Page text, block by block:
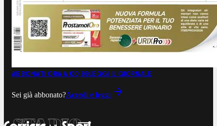
ABBONATI ORA A €0,99LEGGI IL GIORNALE
Sei già abbonato?Accedi e leggi